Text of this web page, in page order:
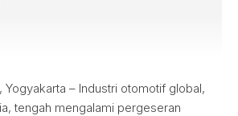
Yogyakarta – Industri otomotif global,
tengah mengalami pergeseran